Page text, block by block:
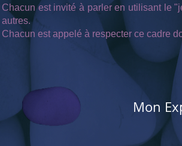
Chacun est invité à parler en utilisant le
autres.
Chacun est appelé à respecter ce cadre
Mon